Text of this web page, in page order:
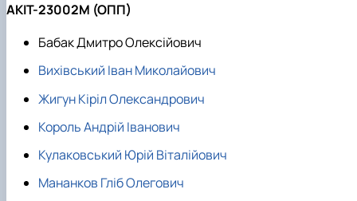
АКІТ-23002М (ОПП)
Бабак Дмитро Олексійович
Вихівський Іван Миколайович
Жигун Кіріл Олександрович
Король Андрій Іванович
Кулаковський Юрій Віталійович
Мананков Гліб Олегович